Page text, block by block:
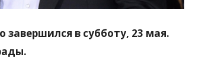
в субботу, 23 мая.